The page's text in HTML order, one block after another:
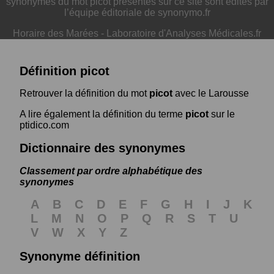
l’équipe éditoriale de synonymo.fr
Horaire des Marées - Laboratoire d'Analyses Médicales.fr
Définition picot
Retrouver la définition du mot picot avec le Larousse
A lire également la définition du terme picot sur le
ptidico.com
Dictionnaire des synonymes
Classement par ordre alphabétique des
synonymes
A B C D E F G H I J
K
L
M N O P Q R S T
U
V
W X Y
Z
Synonyme définition